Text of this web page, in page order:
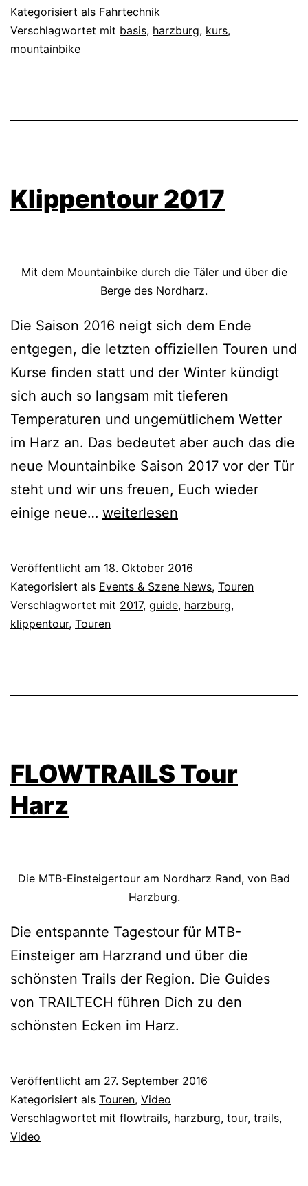
Kategorisiert als Fahrtechnik
Verschlagwortet mit basis, harzburg, kurs,
mountainbike
Klippentour 2017
Mit dem Mountainbike durch die Täler und über die
Berge des Nordharz.
Die Saison 2016 neigt sich dem Ende
entgegen, die letzten offiziellen Touren und
Kurse finden statt und der Winter kündigt
sich auch so langsam mit tieferen
Temperaturen und ungemütlichem Wetter
im Harz an. Das bedeutet aber auch das die
neue Mountainbike Saison 2017 vor der Tür
steht und wir uns freuen, Euch wieder
einige neue… Klippentour
weiterlesen
Veröffentlicht am 18. Oktober 2016
Kategorisiert als Events & Szene News, Touren
Verschlagwortet mit 2017, guide, harzburg,
klippentour, Touren
FLOWTRAILS Tour
Harz
Die MTB-Einsteigertour am Nordharz Rand, von Bad
Harzburg.
Die entspannte Tagestour für MTB-
Einsteiger am Harzrand und über die
schönsten Trails der Region. Die Guides
von TRAILTECH führen Dich zu den
schönsten Ecken im Harz.
Veröffentlicht am 27. September 2016
Kategorisiert als Touren, Video
Verschlagwortet mit flowtrails, harzburg, tour, trails,
Video